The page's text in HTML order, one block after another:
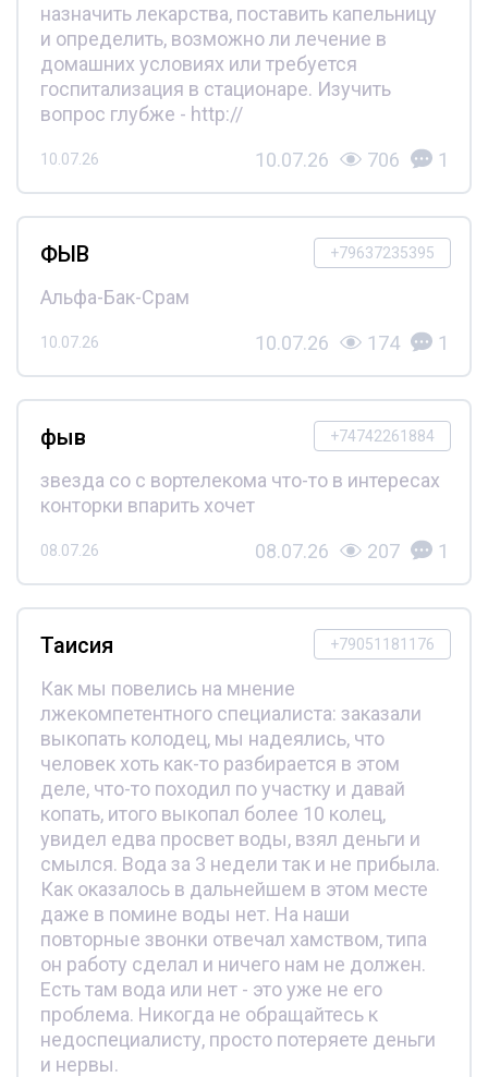
назначить лекарства, поставить капельницу
и определить, возможно ли лечение в
домашних условиях или требуется
госпитализация в стационаре. Изучить
вопрос глубже - http://
10.07.26 10.07.26 706 1
+79637235395
ФЫВ
Альфа-Бак-Срам
10.07.26 10.07.26 174 1
+74742261884
фыв
звезда со с вортелекома что-то в интересах
конторки впарить хочет
08.07.26 08.07.26 207 1
+79051181176
Таисия
Как мы повелись на мнение
лжекомпетентного специалиста: заказали
выкопать колодец, мы надеялись, что
человек хоть как-то разбирается в этом
деле, что-то походил по участку и давай
копать, итого выкопал более 10 колец,
увидел едва просвет воды, взял деньги и
смылся. Вода за 3 недели так и не прибыла.
Как оказалось в дальнейшем в этом месте
даже в помине воды нет. На наши
повторные звонки отвечал хамством, типа
он работу сделал и ничего нам не должен.
Есть там вода или нет - это уже не его
проблема. Никогда не обращайтесь к
недоспециалисту, просто потеряете деньги
и нервы.